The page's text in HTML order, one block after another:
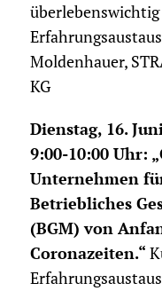
Moldenhauer,
KG
Dienstag, 16.
9:00-10:00 Uhr:
Unternehmen
Betriebliches
(BGM) von
Coronazeiten.“